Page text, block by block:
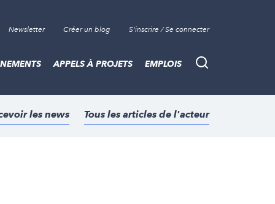
Newsletter Créer un blog S'inscrire / Se connecter
Recherche
APPELS À PROJETS EMPLOIS
les news Tous les articles de l'acteur